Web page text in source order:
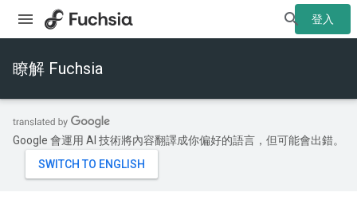
登入
瞭解 Fuchsia
Google 會運用 AI 技術將內容翻譯成你偏好的語言，但可能會出錯。